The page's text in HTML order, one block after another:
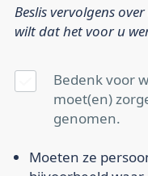
Beslis vervolgens
wilt dat het voor u
Bedenk voor
moet(en)
genomen.
Moeten ze